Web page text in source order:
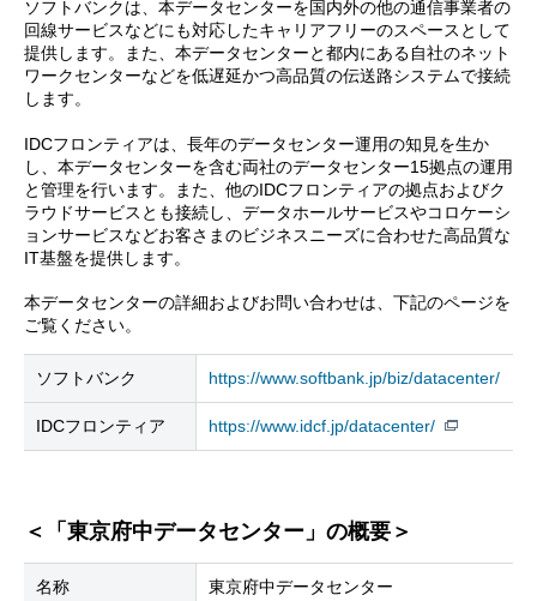
ソフトバンクは、本データセンターを国内外の他の通信事業者の
回線サービスなどにも対応したキャリアフリーのスペースとして
提供します。また、本データセンターと都内にある自社のネット
ワークセンターなどを低遅延かつ高品質の伝送路システムで接続
します。
IDCフロンティアは、長年のデータセンター運用の知見を生か
し、本データセンターを含む両社のデータセンター15拠点の運用
と管理を行います。また、他のIDCフロンティアの拠点およびク
ラウドサービスとも接続し、データホールサービスやコロケーシ
ョンサービスなどお客さまのビジネスニーズに合わせた高品質な
IT基盤を提供します。
本データセンターの詳細およびお問い合わせは、下記のページを
ご覧ください。
ソフトバンク https://www.softbank.jp/biz/datacenter/
IDCフロンティア https://www.idcf.jp/datacenter/
＜「東京府中データセンター」の概要＞
名称 東京府中データセンター